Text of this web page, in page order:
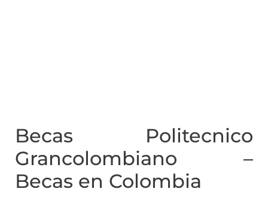
Becas Politecnico
Grancolombiano –
Becas en Colombia